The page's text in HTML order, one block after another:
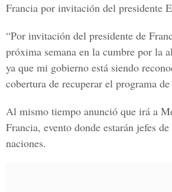
Francia por invitación del presidente
“Por invitación del presidente de
próxima semana en la cumbre por la
ya que mi gobierno está siendo
cobertura de recuperar el programa
Al mismo tiempo anunció que irá a
Francia, evento donde estarán jefes
naciones.